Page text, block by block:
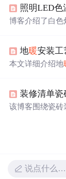
来提高定位速度
照明LED色
博客介绍了白
，适用于家庭等
及相关资料信息
地暖安装工
本文详细介绍地
和技术要点，为
装修清单瓷
该博客围绕瓷砖
说点什么…